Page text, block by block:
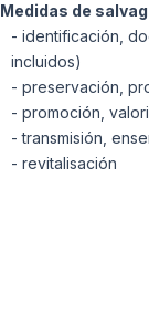
Medidas de
- identificación,
incluidos)
- preservación,
- promoción,
- transmisión,
- revitalisación